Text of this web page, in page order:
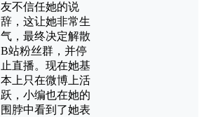
友不信任她的说
辞，这让她非常生
气，最终决定解散
B站粉丝群，并停
止直播。现在她基
本上只在微博上活
跃，小编也在她的
围脖中看到了她表